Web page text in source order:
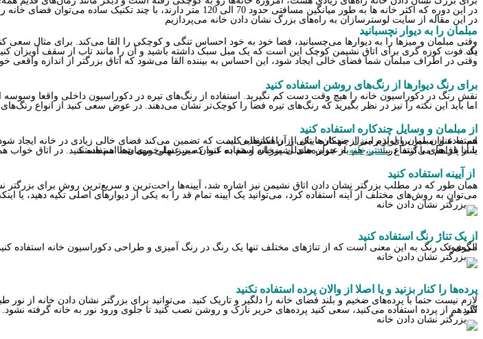
در این دوره که اکثر خانه ها به طور میانگین مسافتی حدود 70 الی 120 متر دارند، با چند تکنیک ساده می‌توان فضای خانه را بزرگ‌تر و دلبازتر نشان داد.
در این مقاله از سایت لوسترسازان به راه‌های بزرگ نشان دادن خانه می‌پردازیم
مبلمان را به دیوار نچسبانید
وقتی مبلمان و میزها را به دیوارها می‌چسبانید، فضا خود به خود احساس تنگی و کوچکی را القا می‌کند. برای مثال سعی
یک فوت کوزه گری برای اتاق نشیمن کوچک این است که یک مبل سبک داشته باشید و آن را مانند تاب از سقف آویزان کنید، عجیب است ولی تضمین می‌کنیم که بسیار زیبا و جالب خواهد شد فضا را بسیار بزرگتر از قبل نشان خواهد داد.
وقتی در اطراف مبلمان شما فضای خالی ایجاد شود، این احساس به بیننده القا می‌شود که اتاق بزرگتر از اندازه
برای رنگ دیوارها از رنگ‌های روشن استفاده کنید
نقش رنگ در دکوراسیون خانه را هیچ وقت دست کم نگیرید. استفاده از رنگ‌های تیره در دکوراسیون داخلی واقعا
اما باید این نکته را نیز در نظر بگیرید که رنگ‌های تیره فضا را کوچک‌تر نشان می‌دهند. در عوض سعی کنید از انواع
از مبلمان و وسایل چندکاره استفاده کنید
استفاده از مبلمان و لوازم منزل چندکاره، یکی از راهکارهایی است که تضمین می‌کند فضای خالی زیادی در خانه ایجاد شود. برای مثال می‌توانید از گنجه به عنوان میز وسط استفاده کنید تا هم لوازم پذیرایی را درونش نگهداری کنید و هم به عنوان میز برای پذیرایی از مهمان‌هایتان از آن استفاده کنید.
یا از پاف‌های با ارتفاع بیشتر، هم به عنوان صندلی میزبان و هم به عنوان میز عسلی مهمان‌ها استفاده کنید. در اتاق خواب هم می‌توانید از تختخواب‌های تاشو استفاده کنید که هم کارایی مبل، و هم میز تحریر و هم تختخواب را یکجا برای شما فراهم می‌کنند. درآشپزخانهاز جزیره‌های آشپزخانه استفاده کنید که میز نهارخوری شما هم هستند.
از آیینه استفاده کنید
همان طور که در مطلب بزرگتر نشان دادن اتاق نشیمن نیز اشاره شد، آیینه‌ها راحت‌ترین و سریع‌ترین روش برای بزرگتر
می‌توان به روش‌های مختلف از آینه استفاده کرد، می‌توانید یک آیینه تمام قد را به یکی از دیوارهای اصلی تکیه دهید، یا
از یک تناژ رنگ استفاده کنید
الگوی تک رنگ به این معنی است که از تناژهای مختلف تنها یک رنگ در رنگ آمیزی و طراحی دکوراسیون خانه استفاده کنیم و از یک رنگ در طراحی دکوراسیون داخلی استفاده کنید، این کار باعث بزرگتر نشان دادن خانه و فضای آن می‌شود.
پرده‌ها را کنار بزنید و یا اصلا از والان پرده استفاده نکنید
لازم نیست حتما با پرده‌های ضخیم و بلند فضای خانه را دلگیر و تاریک کنید. می‌توانید برای بزرگتر نشان دادن خانه از نور
اگر هم از پرده استفاده می‌کنید، سعی کنید پرده‌های حریر نازک و روشن نصب کنید تا جلوی ورود نور به خانه گرفته نشود. پرده اتاق نشیمن و پرده اتاق خواب باید ویژگی‌های خاصی داشته باشند و بهتر است در مورد آن‌ها آگاهی کسب کنید.